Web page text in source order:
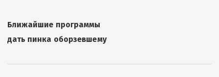
Ближайшие программы
дать пинка оборзевшему